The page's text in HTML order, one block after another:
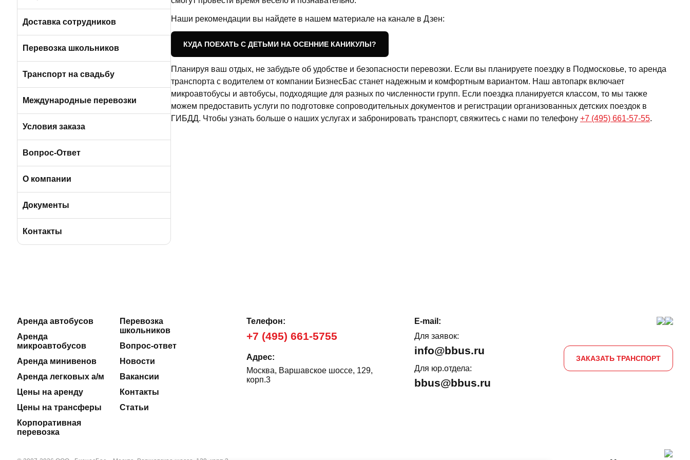
Пригородные автобусы
Вакансии в Санкт-Петербурге
Доставка сотрудников
Автобусами и микроавтобусами
Легковыми авто и минивэнами
Перевозка школьников
Транспорт на свадьбу
Автобусы
Микроавтобусы
Международные перевозки
Условия заказа
Отличия трансфера от аренды
Порядок оплаты услуг
Условия возврата
Вопрос-Ответ
О компании
О компании БизнесБас
BBus Group
Полезные статьи
Документы
Лицензии и удостоверения
Контакты
Наши рекомендации вы найдете в нашем материале на канале в Дзен:
КУДА ПОЕХАТЬ С ДЕТЬМИ НА ОСЕННИЕ КАНИКУЛЫ?
Планируя ваш отдых, не забудьте об удобстве и безопасности перевозки. Если вы планируете поездку в Подмосковье, то аренда
транспорта с водителем от компании БизнесБас станет надежным и комфортным вариантом. Наш автопарк включает
микроавтобусы и автобусы, подходящие для разных по численности групп. Если поездка планируется классом, то мы также
можем предоставить услуги по подготовке сопроводительных документов и регистрации организованных детских поездок в
ГИБДД. Чтобы узнать больше о наших услугах и забронировать транспорт, свяжитесь с нами по телефону +7 (495) 661-57-55.
Аренда автобусов
Аренда
микроавтобусов
Аренда минивенов
Аренда легковых а/м
Цены на аренду
Цены на трансферы
Корпоративная
перевозка
Перевозка
школьников
Вопрос-ответ
Новости
Вакансии
Контакты
Статьи
Телефон:
+7 (495) 661-5755
Адрес:
Москва, Варшавское шоссе, 129,
корп.3
E-mail:
Для заявок:
info@bbus.ru
Для юр.отдела:
bbus@bbus.ru
ЗАКАЗАТЬ ТРАНСПОРТ